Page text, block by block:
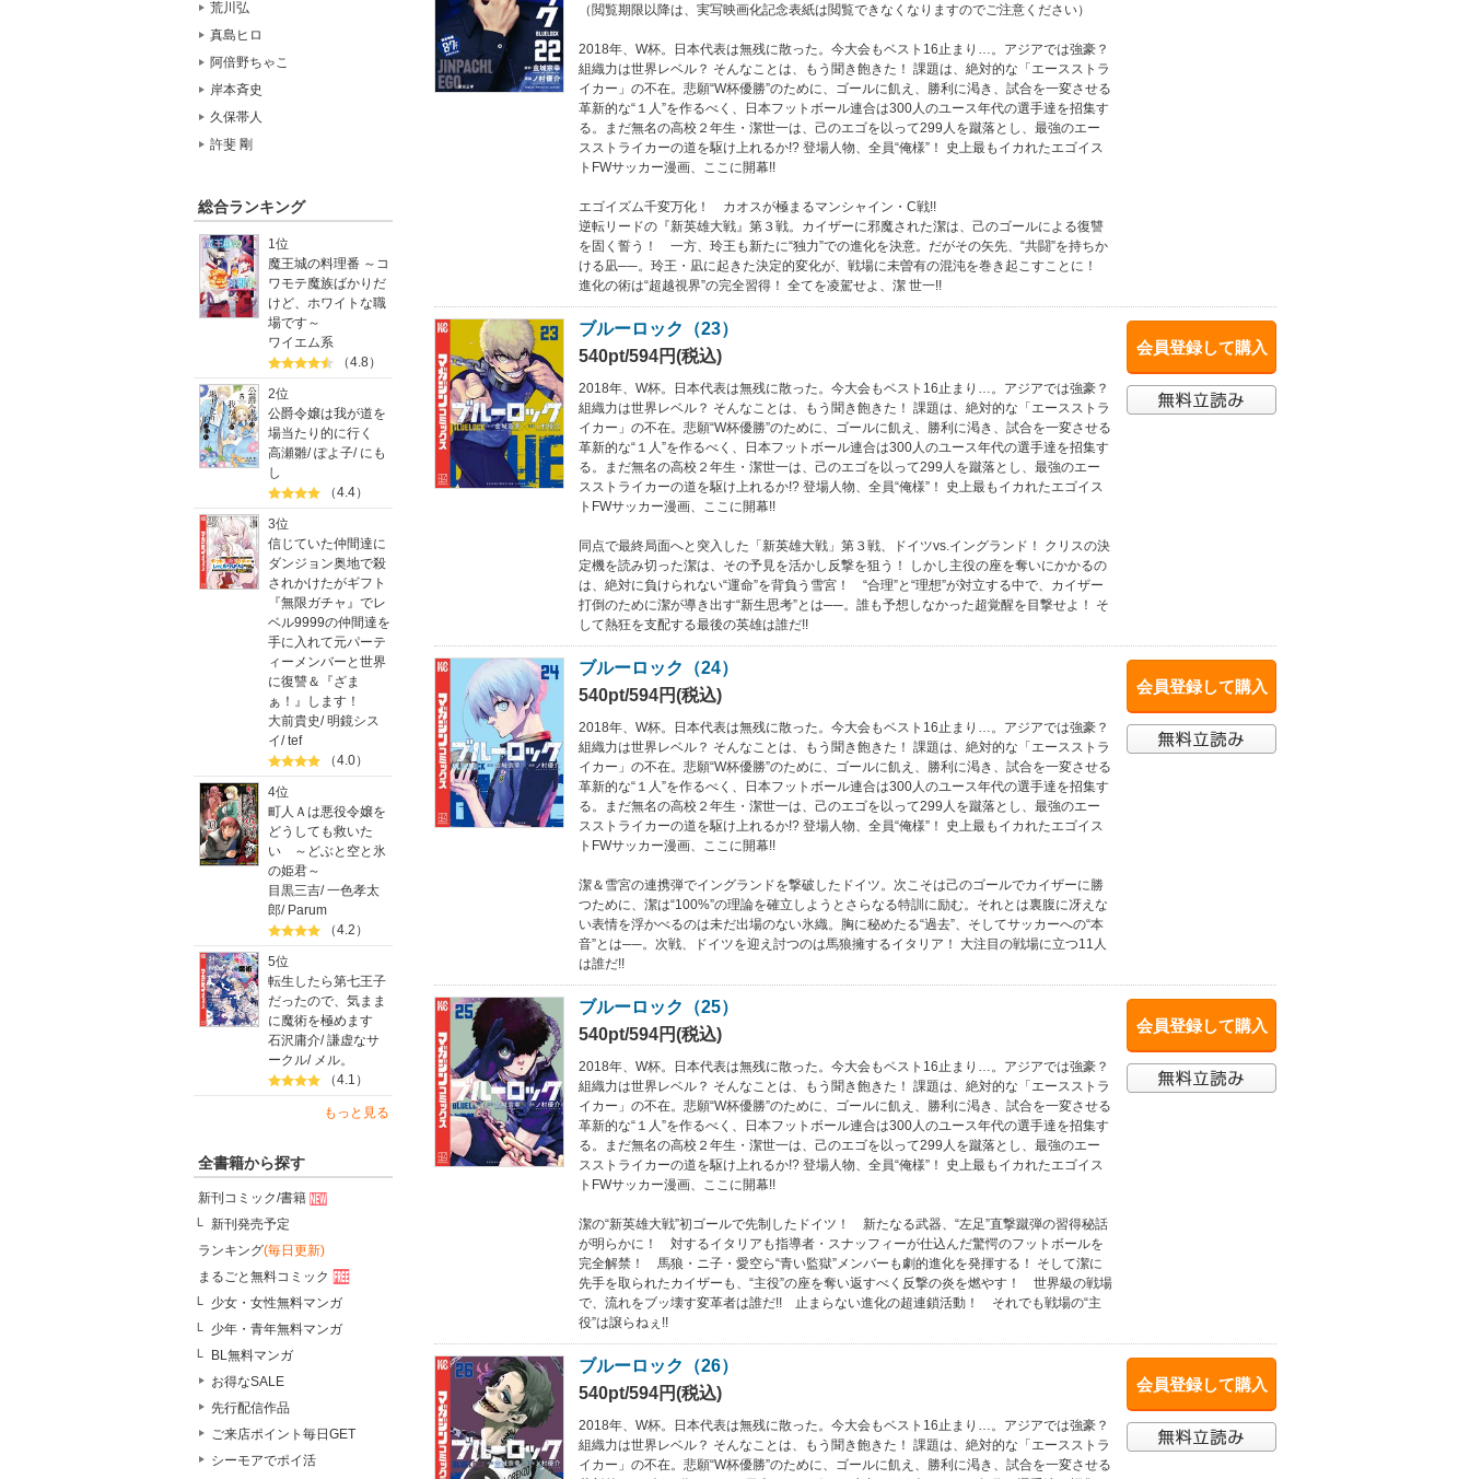
荒川弘
真島ヒロ
阿倍野ちゃこ
岸本斉史
久保帯人
許斐 剛
総合ランキング
1位
魔王城の料理番 ～コ
ワモテ魔族ばかりだ
けど、ホワイトな職
場です～
ワイエム系
（4.8）
2位
公爵令嬢は我が道を
場当たり的に行く
高瀬雛/ぽよ子/ にも
し
（4.4）
3位
信じていた仲間達に
ダンジョン奥地で殺
されかけたがギフト
『無限ガチャ』でレ
ベル9999の仲間達を
手に入れて元パーテ
ィーメンバーと世界
に復讐＆『ざま
ぁ！』します！
大前貴史/明鏡シス
イ/tef
（4.0）
4位
町人Ａは悪役令嬢を
どうしても救いた
い ～どぶと空と氷
の姫君～
目黒三吉/一色孝太
郎/ Parum
（4.2）
5位
転生したら第七王子
だったので、気まま
に魔術を極めます
石沢庸介/謙虚なサ
ークル/ メル。
（4.1）
もっと見る
全書籍から探す
新刊コミック/書籍
新刊発売予定
ランキング(毎日更新)
まるごと無料コミック
少女・女性無料マンガ
少年・青年無料マンガ
BL無料マンガ
お得なSALE
先行配信作品
ご来店ポイント毎日GET
シーモアでポイ活
（閲覧期限以降は、実写映画化記念表紙は閲覧できなくなりますのでご注意ください）
2018年、W杯。日本代表は無残に散った。今大会もベスト16止まり…。アジアでは強豪？
組織力は世界レベル？ そんなことは、もう聞き飽きた！ 課題は、絶対的な「エースストラ
イカー」の不在。悲願“W杯優勝”のために、ゴールに飢え、勝利に渇き、試合を一変させる
革新的な“１人”を作るべく、日本フットボール連合は300人のユース年代の選手達を招集す
る。まだ無名の高校２年生・潔世一は、己のエゴを以って299人を蹴落とし、最強のエー
スストライカーの道を駆け上れるか!? 登場人物、全員“俺様”！ 史上最もイカれたエゴイス
トFWサッカー漫画、ここに開幕!!
エゴイズム千変万化！ カオスが極まるマンシャイン・C戦!!
逆転リードの『新英雄大戦』第３戦。カイザーに邪魔された潔は、己のゴールによる復讐
を固く誓う！ 一方、玲王も新たに“独力”での進化を決意。だがその矢先、“共闘”を持ちか
ける凪──。玲王・凪に起きた決定的変化が、戦場に未曽有の混沌を巻き起こすことに！
進化の術は“超越視界”の完全習得！ 全てを凌駕せよ、潔 世一!!
会員登録して購入
ブルーロック（23）
540pt/594円(税込)
2018年、W杯。日本代表は無残に散った。今大会もベスト16止まり…。アジアでは強豪？
組織力は世界レベル？ そんなことは、もう聞き飽きた！ 課題は、絶対的な「エースストラ
イカー」の不在。悲願“W杯優勝”のために、ゴールに飢え、勝利に渇き、試合を一変させる
革新的な“１人”を作るべく、日本フットボール連合は300人のユース年代の選手達を招集す
る。まだ無名の高校２年生・潔世一は、己のエゴを以って299人を蹴落とし、最強のエー
スストライカーの道を駆け上れるか!? 登場人物、全員“俺様”！ 史上最もイカれたエゴイス
トFWサッカー漫画、ここに開幕!!
同点で最終局面へと突入した「新英雄大戦」第３戦、ドイツvs.イングランド！ クリスの決
定機を読み切った潔は、その予見を活かし反撃を狙う！ しかし主役の座を奪いにかかるの
は、絶対に負けられない“運命”を背負う雪宮！ “合理”と“理想”が対立する中で、カイザー
打倒のために潔が導き出す“新生思考”とは──。誰も予想しなかった超覚醒を目撃せよ！ そ
して熱狂を支配する最後の英雄は誰だ!!
会員登録して購入
ブルーロック（24）
540pt/594円(税込)
2018年、W杯。日本代表は無残に散った。今大会もベスト16止まり…。アジアでは強豪？
組織力は世界レベル？ そんなことは、もう聞き飽きた！ 課題は、絶対的な「エースストラ
イカー」の不在。悲願“W杯優勝”のために、ゴールに飢え、勝利に渇き、試合を一変させる
革新的な“１人”を作るべく、日本フットボール連合は300人のユース年代の選手達を招集す
る。まだ無名の高校２年生・潔世一は、己のエゴを以って299人を蹴落とし、最強のエー
スストライカーの道を駆け上れるか!? 登場人物、全員“俺様”！ 史上最もイカれたエゴイス
トFWサッカー漫画、ここに開幕!!
潔＆雪宮の連携弾でイングランドを撃破したドイツ。次こそは己のゴールでカイザーに勝
つために、潔は“100%”の理論を確立しようとさらなる特訓に励む。それとは裏腹に冴えな
い表情を浮かべるのは未だ出場のない氷織。胸に秘めたる“過去”、そしてサッカーへの“本
音”とは──。次戦、ドイツを迎え討つのは馬狼擁するイタリア！ 大注目の戦場に立つ11人
は誰だ!!
会員登録して購入
ブルーロック（25）
540pt/594円(税込)
2018年、W杯。日本代表は無残に散った。今大会もベスト16止まり…。アジアでは強豪？
組織力は世界レベル？ そんなことは、もう聞き飽きた！ 課題は、絶対的な「エースストラ
イカー」の不在。悲願“W杯優勝”のために、ゴールに飢え、勝利に渇き、試合を一変させる
革新的な“１人”を作るべく、日本フットボール連合は300人のユース年代の選手達を招集す
る。まだ無名の高校２年生・潔世一は、己のエゴを以って299人を蹴落とし、最強のエー
スストライカーの道を駆け上れるか!? 登場人物、全員“俺様”！ 史上最もイカれたエゴイス
トFWサッカー漫画、ここに開幕!!
潔の“新英雄大戦”初ゴールで先制したドイツ！ 新たなる武器、“左足”直撃蹴弾の習得秘話
が明らかに！ 対するイタリアも指導者・スナッフィーが仕込んだ驚愕のフットボールを
完全解禁！ 馬狼・ニ子・愛空ら“青い監獄”メンバーも劇的進化を発揮する！ そして潔に
先手を取られたカイザーも、“主役”の座を奪い返すべく反撃の炎を燃やす！ 世界級の戦場
で、流れをブッ壊す変革者は誰だ!! 止まらない進化の超連鎖活動！ それでも戦場の“主
役”は譲らねぇ!!
会員登録して購入
ブルーロック（26）
540pt/594円(税込)
2018年、W杯。日本代表は無残に散った。今大会もベスト16止まり…。アジアでは強豪？
組織力は世界レベル？ そんなことは、もう聞き飽きた！ 課題は、絶対的な「エースストラ
イカー」の不在。悲願“W杯優勝”のために、ゴールに飢え、勝利に渇き、試合を一変させる